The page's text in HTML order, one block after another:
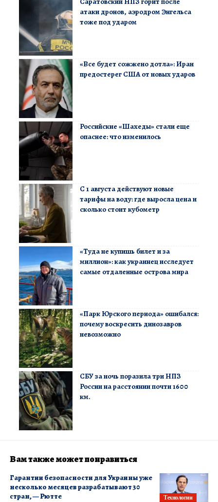
атаки дронов, аэродром Энгельса
тоже под ударом
«Все будет сожжено дотла»: Иран
предостерег США от новых ударов
Российские «Шахеды» стали еще
опаснее: что изменилось
С 1 августа действуют новые
тарифы на воду: где выросла цена и
сколько стоит кубометр
«Туда не купишь билет и за
миллион»: как украинец исследует
самые отдаленные острова мира
«Парк Юрского периода» ошибался:
почему воскресить динозавров
невозможно
СБУ за ночь поразила три НПЗ
России на расстоянии почти 1600
км.
Вам также может понравиться
Технологии
Гарантии безопасности для Украины уже
несколько месяцев разрабатывают 30
стран, — Рютте